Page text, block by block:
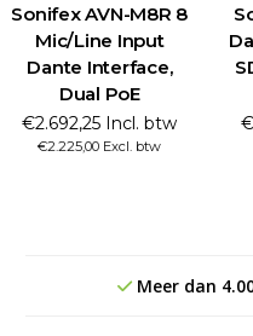
Sonifex AVN-M8R 8
Mic/Line Input
Dante Interface,
Dual PoE
€2.692,25 Incl. btw
€2.225,00 Excl. btw
Meer dan